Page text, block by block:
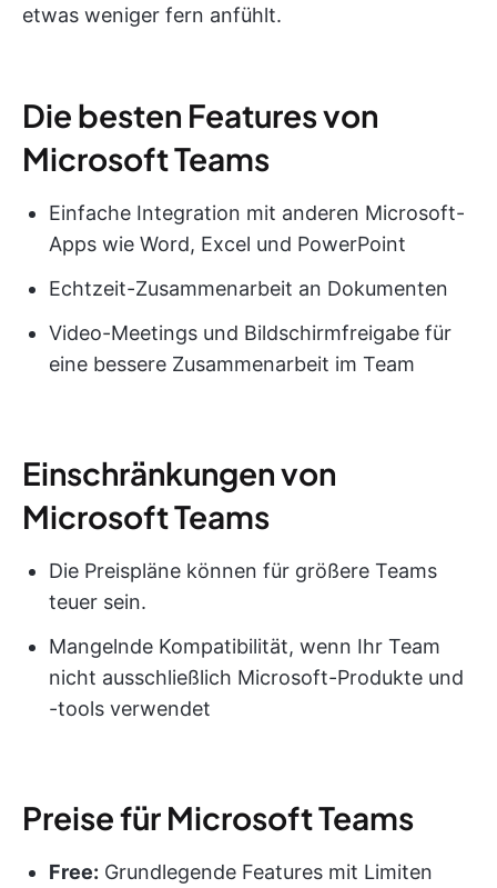
etwas weniger fern anfühlt.
Die besten Features von
Microsoft Teams
Einfache Integration mit anderen Microsoft-
Apps wie Word, Excel und PowerPoint
Echtzeit-Zusammenarbeit an Dokumenten
Video-Meetings und Bildschirmfreigabe für
eine bessere Zusammenarbeit im Team
Einschränkungen von
Microsoft Teams
Die Preispläne können für größere Teams
teuer sein.
Mangelnde Kompatibilität, wenn Ihr Team
nicht ausschließlich Microsoft-Produkte und
-tools verwendet
Preise für Microsoft Teams
Free: Grundlegende Features mit Limiten